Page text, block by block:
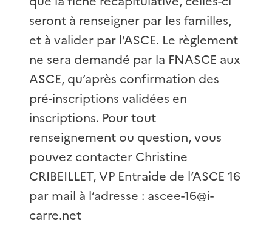
seront à renseigner par les familles,
et à valider par l’ASCE. Le règlement
ne sera demandé par la FNASCE aux
ASCE, qu’après confirmation des
pré-inscriptions validées en
inscriptions. Pour tout
renseignement ou question, vous
pouvez contacter Christine
CRIBEILLET, VP Entraide de l’ASCE 16
par mail à l’adresse : ascee-16@i-
carre.net